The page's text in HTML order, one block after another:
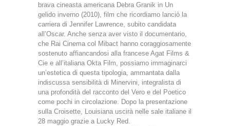
brava cineasta americana Debra Granik in Un
gelido inverno (2010), film che ricordiamo lanciò la
carriera di Jennifer Lawrence, subito candidata
all’Oscar. Anche senza aver visto il documentario,
che Rai Cinema col Mibact hanno coraggiosamente
sostenuto affiancandosi alla francese Agat Films &
Cie e all’italiana Okta Film, possiamo immaginarci
un’estetica di questa tipologia, ammantata dalla
indiscussa sensibilità di Minervini, integralista di
una profondità del racconto del Vero e del Poetico
come pochi in circolazione. Dopo la presentazione
sulla Croisette, Louisiana uscirà nelle sale italiane il
28 maggio grazie a Lucky Red.